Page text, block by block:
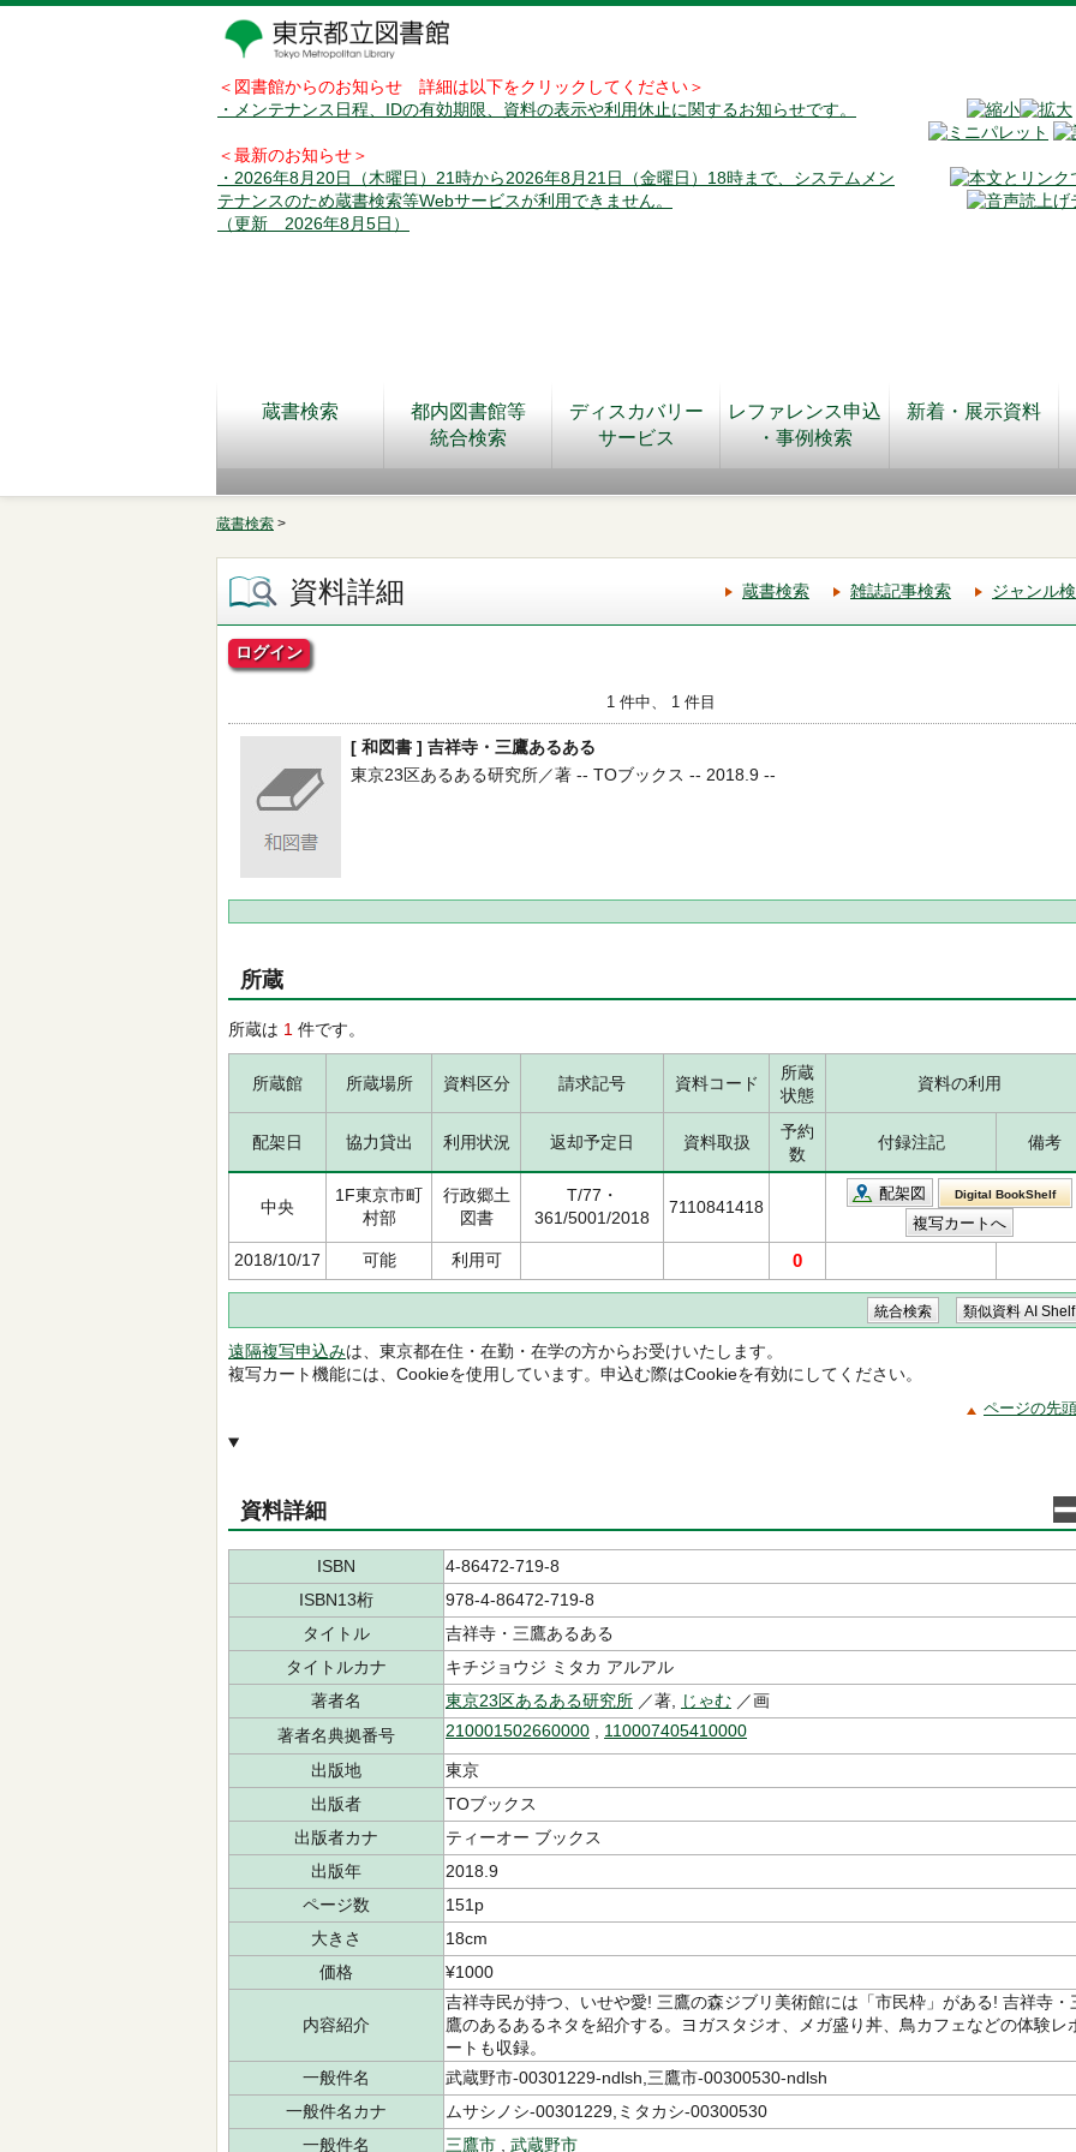
＜図書館からのお知らせ 詳細は以下をクリックしてください＞
・メンテナンス日程、IDの有効期限、資料の表示や利用休止に関するお知らせです。
＜最新のお知らせ＞
・2026年8月20日（木曜日）21時から2026年8月21日（金曜日）18時まで、システムメン
テナンスのため蔵書検索等Webサービスが利用できません。
（更新 2026年8月5日）
蔵書検索
都内図書館等
統合検索
ディスカバリー
サービス
レファレンス申込
・事例検索
新着・展示資料
蔵書検索 >
資料詳細 蔵書検索 雑誌記事検索 ジャンル
ログイン
1 件中、 1 件目
[ 和図書 ] 吉祥寺・三鷹あるある
東京23区あるある研究所／著 -- TOブックス -- 2018.9 --
所蔵
所蔵は 1 件です。
所蔵館 所蔵場所 資料区分 請求記号 資料コード
所蔵
状態
資料の利用
配架日 協力貸出 利用状況 返却予定日 資料取扱
予約
数
付録注記 備考
中央
1F東京市町
村部
行政郷土
図書
T/77・
361/5001/2018
7110841418
配架図 Digital BookShelf
2018/10/17 可能 利用可 0
遠隔複写申込みは、東京都在住・在勤・在学の方からお受けいたします。
複写カート機能には、Cookieを使用しています。申込む際はCookieを有効にしてください。
ページの先
資料詳細
ISBN
4-86472-719-8
ISBN13桁
978-4-86472-719-8
タイトル
吉祥寺・三鷹あるある
タイトルカナ
キチジョウジ ミタカ アルアル
著者名
東京23区あるある研究所 ／著, じゃむ ／画
著者名典拠番号
210001502660000 110007405410000
出版地
東京
出版者
TOブックス
出版者カナ
ティーオー ブックス
出版年
2018.9
ページ数
151p
大きさ
18cm
価格
¥1000
内容紹介
吉祥寺民が持つ、いせや愛! 三鷹の森ジブリ美術館には「市民枠」がある! 吉祥寺・
鷹のあるあるネタを紹介する。ヨガスタジオ、メガ盛り丼、鳥カフェなどの体験レ
ートも収録。
一般件名
武蔵野市-00301229-ndlsh,三鷹市-00300530-ndlsh
一般件名カナ
ムサシノシ-00301229,ミタカシ-00300530
一般件名
三鷹市 武蔵野市